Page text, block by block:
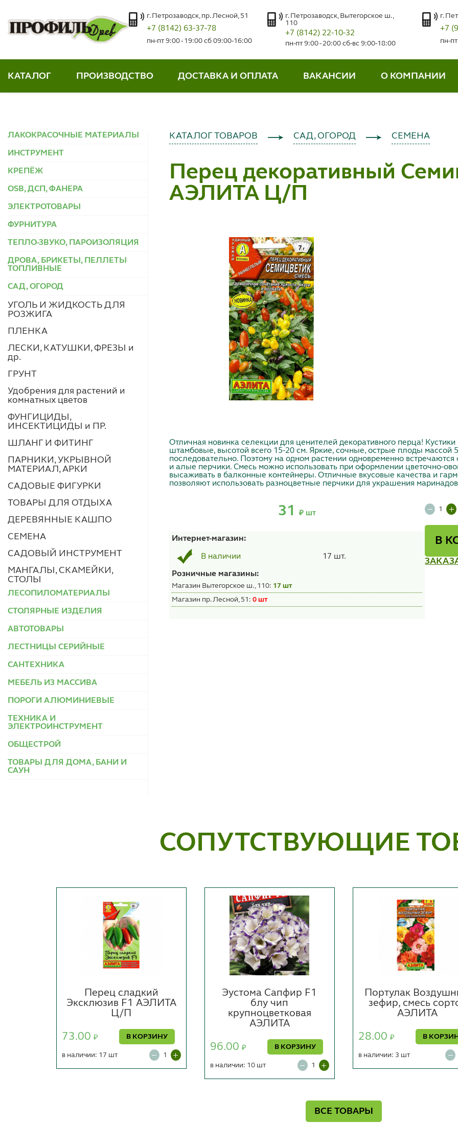
г. Петрозаводск, пр. Лесной, 51
+7 (8142) 63-37-78
пн-пт 9:00 - 19:00 сб 09:00-16:00
г. Петрозаводск, Вытегорское ш.,
110
+7 (8142) 22-10-32
пн-пт 9:00 - 20:00 сб-вс 9:00-18:00
г.
+7
пн-
КАТАЛОГ ПРОИЗВОДСТВО ДОСТАВКА И ОПЛАТА ВАКАНСИИ О КОМПАНИИ
ЛАКОКРАСОЧНЫЕ МАТЕРИАЛЫ
ИНСТРУМЕНТ
КРЕПЁЖ
OSB, ДСП, ФАНЕРА
ЭЛЕКТРОТОВАРЫ
ФУРНИТУРА
ТЕПЛО-ЗВУКО, ПАРОИЗОЛЯЦИЯ
ДРОВА, БРИКЕТЫ, ПЕЛЛЕТЫ
ТОПЛИВНЫЕ
САД, ОГОРОД
УГОЛЬ И ЖИДКОСТЬ ДЛЯ
РОЗЖИГА
ПЛЕНКА
ЛЕСКИ, КАТУШКИ, ФРЕЗЫ и
др.
ГРУНТ
Удобрения для растений и
комнатных цветов
ФУНГИЦИДЫ,
ИНСЕКТИЦИДЫ и ПР.
ШЛАНГ И ФИТИНГ
ПАРНИКИ, УКРЫВНОЙ
МАТЕРИАЛ, АРКИ
САДОВЫЕ ФИГУРКИ
ТОВАРЫ ДЛЯ ОТДЫХА
ДЕРЕВЯННЫЕ КАШПО
СЕМЕНА
САДОВЫЙ ИНСТРУМЕНТ
МАНГАЛЫ, СКАМЕЙКИ,
СТОЛЫ
ЛЕСОПИЛОМАТЕРИАЛЫ
СТОЛЯРНЫЕ ИЗДЕЛИЯ
АВТОТОВАРЫ
ЛЕСТНИЦЫ СЕРИЙНЫЕ
САНТЕХНИКА
МЕБЕЛЬ ИЗ МАССИВА
ПОРОГИ АЛЮМИНИЕВЫЕ
ТЕХНИКА И
ЭЛЕКТРОИНСТРУМЕНТ
ОБЩЕСТРОЙ
ТОВАРЫ ДЛЯ ДОМА, БАНИ И
САУН
КАТАЛОГ ТОВАРОВ САД, ОГОРОД СЕМЕНА
Перец декоративный
АЭЛИТА Ц/П
Отличная новинка селекции для ценителей декоративного перца!
штамбовые, высотой всего 15-20 см. Яркие, сочные, острые плоды массой
последовательно. Поэтому на одном растении одновременно
и алые перчики. Смесь можно использовать при оформлении цветочно-
высаживать в балконные контейнеры. Отличные вкусовые качества и
позволяют использовать разноцветные перчики для украшения
31₽ шт
Интернет-магазин:
В наличии 17 шт.
Розничные магазины:
Магазин Вытегорское ш., 110: 17 шт
Магазин пр. Лесной, 51:0 шт
В
СОПУТСТВУЮЩИЕ
Перец сладкий
Эксклюзив F1 АЭЛИТА
Ц/П
73.00 ₽ В КОРЗИНУ
в наличии: 17 шт
Эустома Сапфир F1
блу чип
крупноцветковая
АЭЛИТА
96.00 ₽ В КОРЗИНУ
в наличии: 10 шт
Портулак
зефир, смесь
АЭЛИТА
28.00 ₽ В
в наличии: 3 шт
ВСЕ ТОВАРЫ